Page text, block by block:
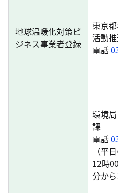
地球温暖化対策ビ
ジネス事業者登録
東京
活動
電話
環境
課
電話
（平
12時
分か